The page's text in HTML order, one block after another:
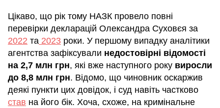
Цікаво, що рік тому НАЗК провело повні
перевірки декларацій Олександра Суховєя за
2022 та 2023 роки. У першому випадку аналітики
агентства зафіксували недостовірні відомості
на 2,7 млн грн, які вже наступного року виросли
до 8,8 млн грн. Відомо, що чиновник оскаржив
деякі пункти цих довідок, і суд навіть частково
став на його бік. Хоча, схоже, на кримінальне